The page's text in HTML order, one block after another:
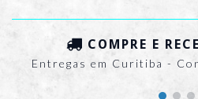
COMPRE E
Entregas em Curitiba -